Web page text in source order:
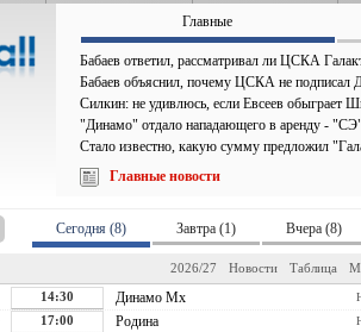
Главные
Бабаев ответил, рассматривал ли ЦСКА
Бабаев объяснил, почему ЦСКА не подписал
Силкин: не удивлюсь, если Евсеев обыграет
"Динамо" отдало нападающего в аренду -
Стало известно, какую сумму предложил
Главные новости
Сегодня (8) Завтра (1) Вчера (8)
Таблица
Новости
2026/27
14:30 Динамо Мх
17:00 Родина